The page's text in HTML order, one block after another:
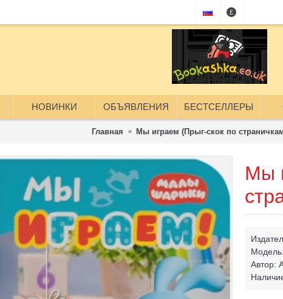
£
НОВИНКИ ОБЪЯВЛЕНИЯ БЕСТСЕЛЛЕРЫ
Главная Мы играем (Прыг-скок по
Мы
Модель:
Автор: